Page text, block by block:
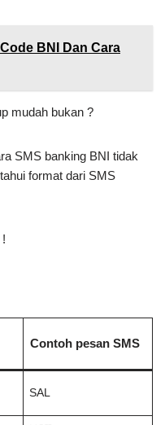
BNI Dan Cara
mudah bukan ?
SMS banking BNI tidak
format dari SMS
Contoh pesan SMS
SAL